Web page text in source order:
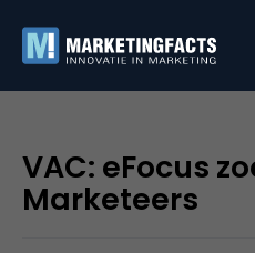
VAC: eFocus
Marketeers